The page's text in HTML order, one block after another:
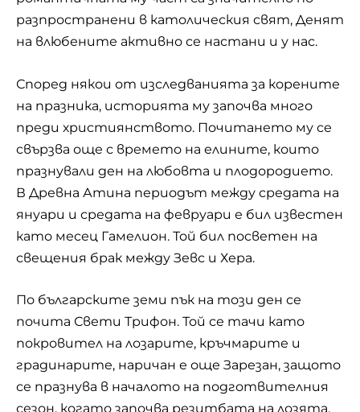
разпространени в католическия свят, Денят
на влюбените активно се настани и у нас.
Според някои от изследванията за корените
на празника, историята му започва много
преди християнството. Почитането му се
свързва още с времето на елините, които
празнували ден на любовта и плодородието.
В Древна Атина периодът между средата на
януари и средата на февруари е бил известен
като месец Гамелион. Той бил посветен на
свещения брак между Зевс и Хера.
По българските земи пък на този ден се
почита Свети Трифон. Той се тачи като
покровител на лозарите, кръчмарите и
градинарите, наричан е още Зарезан, защото
се празнува в началото на подготвителния
сезон, когато започва резитбата на лозята.